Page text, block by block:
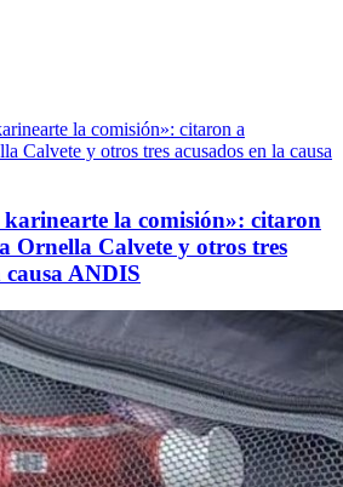
karinearte la comisión»: citaron
Ornella Calvete y otros tres
causa ANDIS